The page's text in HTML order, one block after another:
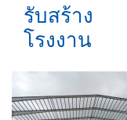
รับสร้าง
โรงงาน